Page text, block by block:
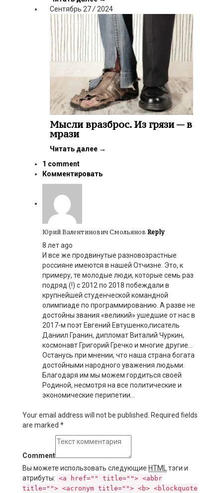
Сентябрь 27/ 2024
Мысли вразброс. Из грязи — в
мрази
Читать далее →
1 comment
Комментировать
Юрий Валентинович Смольянов Reply
8 лет ago
И все же продвинутые разновозрастные
россияне имеются в нашей Отчизне. Это, к
примеру, те молодые люди, которые семь раз
подряд (!) с 2012 по 2018 побеждали в
крупнейшей студенческой командной
олимпиаде по программированию. А разве не
достойны звания «великий» ушедшие от нас в
2017-м поэт Евгений Евтушенко,писатель
Даниил Гранин, дипломат Виталий Чуркин,
космонавт Григорий Гречко и многие другие…
Останусь при мнении, что наша страна богата
достойными народного уважения людьми.
Благодаря им мы можем гордиться своей
Родиной, несмотря на все политические и
экономические перипетии…
Your email address will not be published. Required fields
are marked *
Comment
Вы можете использовать следующие HTML
тэги и
атрибуты: <a href="" title=""> <abbr
title=""> <acronym title=""> <b> <blockquote